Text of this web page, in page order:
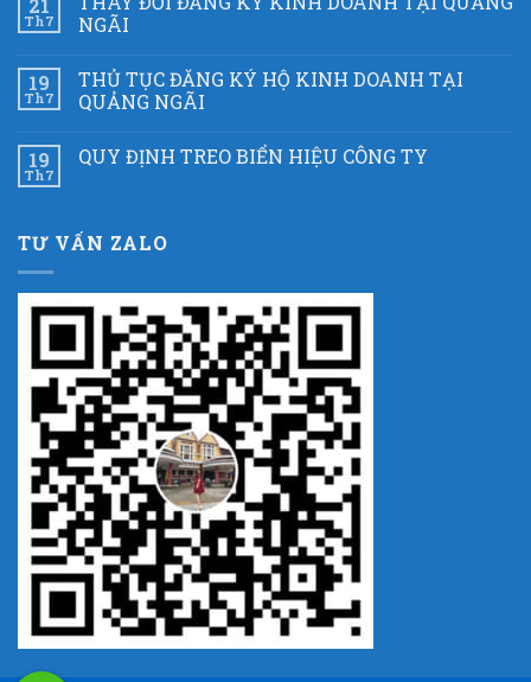
21
Th7
NGÃI
19
Th7
THỦ TỤC ĐĂNG KÝ HỘ KINH DOANH TẠI
QUẢNG NGÃI
19
Th7
QUY ĐỊNH TREO BIỂN HIỆU CÔNG TY
TƯ VẤN ZALO